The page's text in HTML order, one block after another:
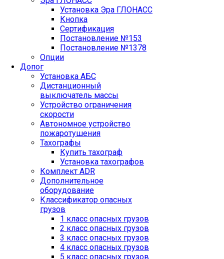
Установка Эра ГЛОНАСС
Кнопка
Сертификация
Постановление №153
Постановление №1378
Опции
Допог
Установка АБС
Дистанционный
выключатель массы
Устройство ограничения
скорости
Автономное устройство
пожаротушения
Тахографы
Купить тахограф
Установка тахографов
Комплект ADR
Дополнительное
оборудование
Классификатор опасных
грузов
1 класс опасных грузов
2 класс опасных грузов
3 класс опасных грузов
4 класс опасных грузов
5 класс опасных грузов